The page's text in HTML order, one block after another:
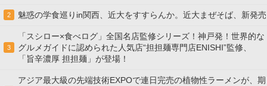
2 魅惑の学食巡りin関西、近大をすすらんか。近大まぜそば、新発売
3
「スシロー×食べログ」全国名店監修シリーズ！神戸発！世界的な
グルメガイドに認められた人気店“担担麺専門店ENISHI”監修、
「旨辛濃厚 担担麺」が登場！
アジア最大級の先端技術EXPOで連日完売の植物性ラーメンが、期